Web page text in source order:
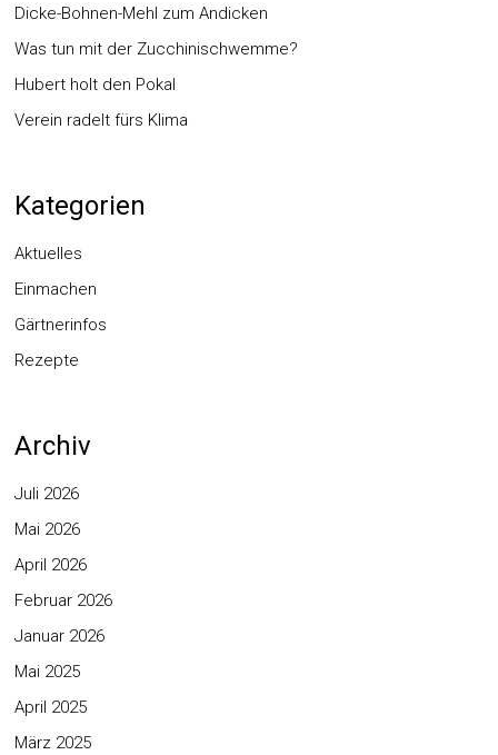
Dicke-Bohnen-Mehl zum Andicken
Was tun mit der Zucchinischwemme?
Hubert holt den Pokal
Verein radelt fürs Klima
Kategorien
Aktuelles
Einmachen
Gärtnerinfos
Rezepte
Archiv
Juli 2026
Mai 2026
April 2026
Februar 2026
Januar 2026
Mai 2025
April 2025
März 2025